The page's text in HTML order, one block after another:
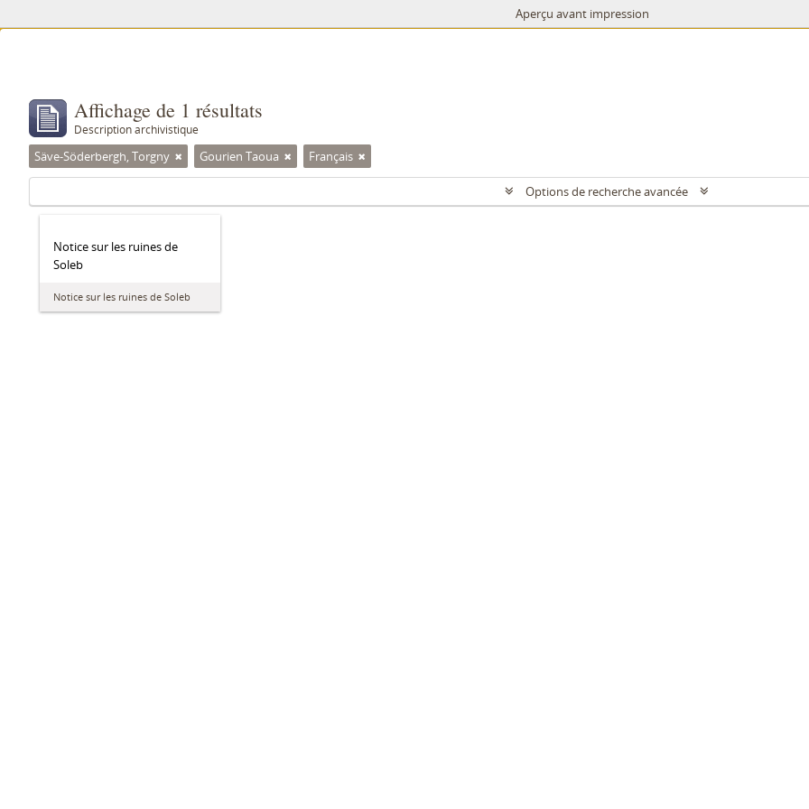
Aperçu avant impression
Affichage de 1 résultats
Description archivistique
Säve-Söderbergh, Torgny Gourien Taoua Français
Options de recherche avancée
Notice sur les ruines de
Soleb
Notice sur les ruines de Soleb